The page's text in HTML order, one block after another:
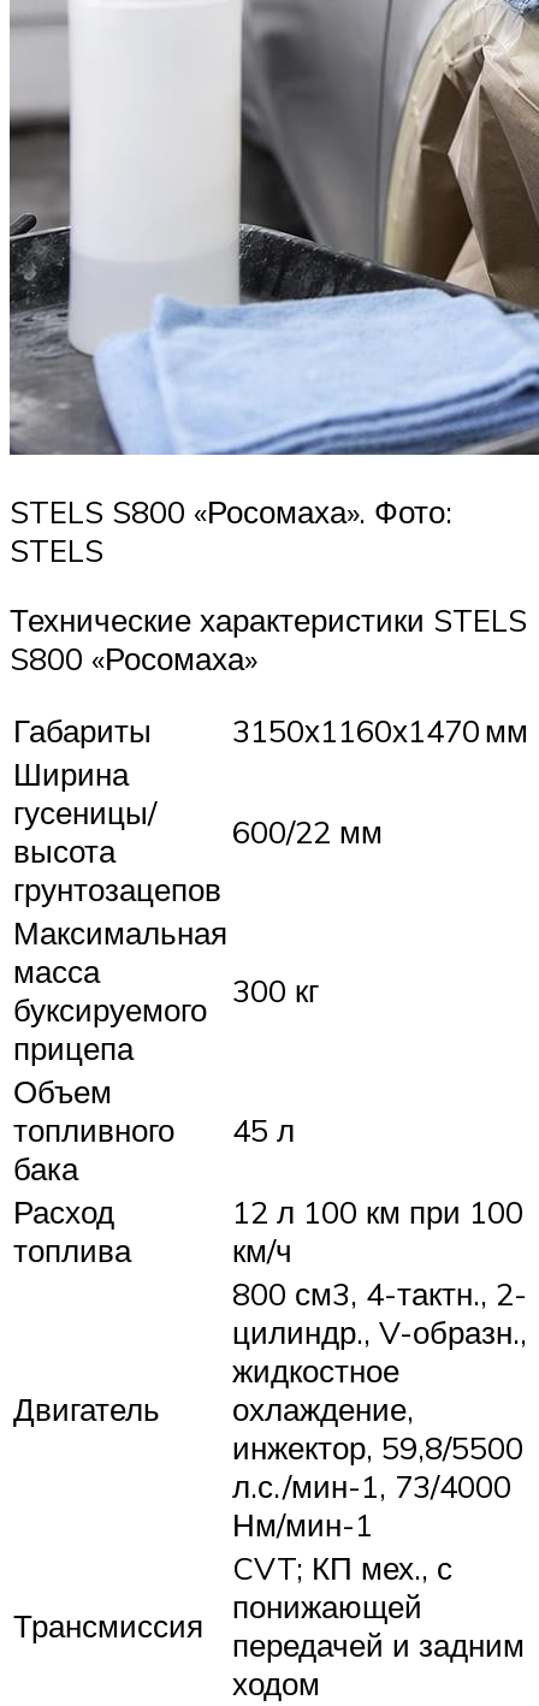
STELS S800 «Росомаха». Фото:
STELS
Технические характеристики STELS
S800 «Росомаха»
Габариты
3150х1160х1470 мм
Ширина
гусеницы/
высота
грунтозацепов
600/22 мм
Максимальная
масса
буксируемого
прицепа
300 кг
Объем
топливного
бака
45 л
Расход
топлива
12 л 100 км при 100
км/ч
Двигатель
800 см3, 4-тактн., 2-
цилиндр., V-образн.,
жидкостное
охлаждение,
инжектор, 59,8/5500
л.с./мин-1, 73/4000
Нм/мин-1
Трансмиссия
CVT; КП мех., с
понижающей
передачей и задним
ходом